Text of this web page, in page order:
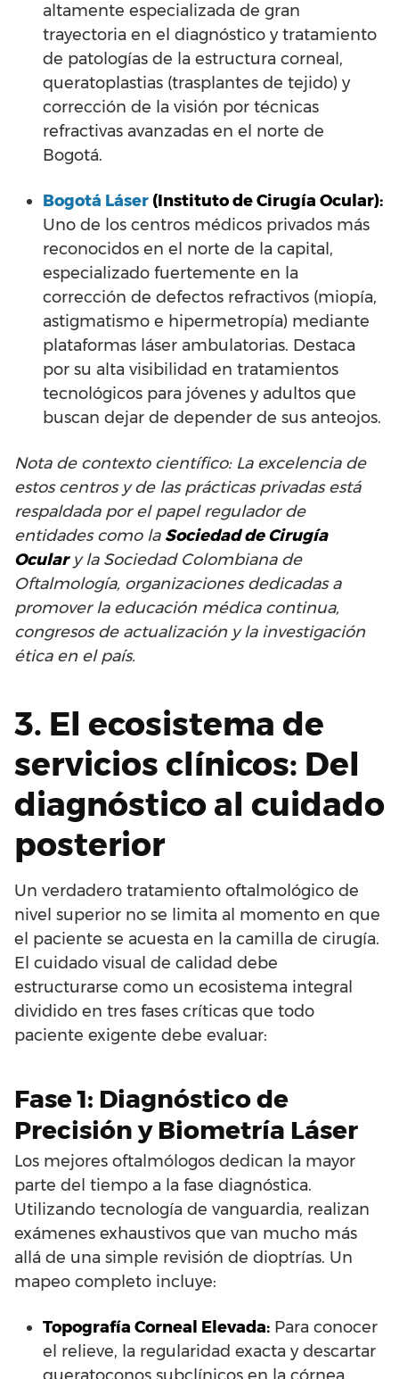
altamente especializada de gran
trayectoria en el diagnóstico y tratamiento
de patologías de la estructura corneal,
queratoplastias (trasplantes de tejido) y
corrección de la visión por técnicas
refractivas avanzadas en el norte de
Bogotá.
Bogotá Láser (Instituto de Cirugía Ocular):
Uno de los centros médicos privados más
reconocidos en el norte de la capital,
especializado fuertemente en la
corrección de defectos refractivos (miopía,
astigmatismo e hipermetropía) mediante
plataformas láser ambulatorias. Destaca
por su alta visibilidad en tratamientos
tecnológicos para jóvenes y adultos que
buscan dejar de depender de sus anteojos.
Nota de contexto científico: La excelencia de
estos centros y de las prácticas privadas está
respaldada por el papel regulador de
entidades como la Sociedad de Cirugía
Oculary la Sociedad Colombiana de
Oftalmología, organizaciones dedicadas a
promover la educación médica continua,
congresos de actualización y la investigación
ética en el país.
3. El ecosistema de
servicios clínicos: Del
diagnóstico al cuidado
posterior
Un verdadero tratamiento oftalmológico de
nivel superior no se limita al momento en que
el paciente se acuesta en la camilla de cirugía.
El cuidado visual de calidad debe
estructurarse como un ecosistema integral
dividido en tres fases críticas que todo
paciente exigente debe evaluar:
Fase 1: Diagnóstico de
Precisión y Biometría Láser
Los mejores oftalmólogos dedican la mayor
parte del tiempo a la fase diagnóstica.
Utilizando tecnología de vanguardia, realizan
exámenes exhaustivos que van mucho más
allá de una simple revisión de dioptrías. Un
mapeo completo incluye:
Topografía Corneal Elevada: Para conocer
el relieve, la regularidad exacta y descartar